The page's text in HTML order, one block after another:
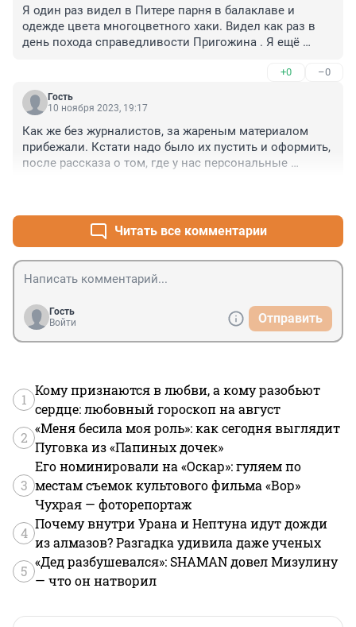
Я один раз видел в Питере парня в балаклаве и
одежде цвета многоцветного хаки. Видел как раз в
день похода справедливости Пригожина . Я ещё
+0 –0
Гость
10 ноября 2023, 19:17
Как же без журналистов, за жареным материалом
прибежали. Кстати надо было их пустить и оформить,
после рассказа о том, где у нас персональные
Читать все комментарии
Гость
Войти
Отправить
1
Кому признаются в любви, а кому разобьют
сердце: любовный гороскоп на август
2
«Меня бесила моя роль»: как сегодня выглядит
Пуговка из «Папиных дочек»
3
Его номинировали на «Оскар»: гуляем по
местам съемок культового фильма «Вор»
Чухрая — фоторепортаж
4
Почему внутри Урана и Нептуна идут дожди
из алмазов? Разгадка удивила даже ученых
5
«Дед разбушевался»: SHAMAN довел Мизулину
— что он натворил